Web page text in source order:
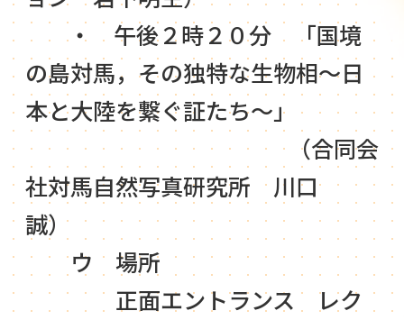
・ 午後２時２０分 「国境
の島対馬，その独特な生物相～日
本と大陸を繋ぐ証たち～」
（合同会
社対馬自然写真研究所 川口
誠）
ウ 場所
正面エントランス レク